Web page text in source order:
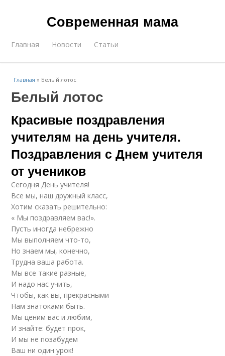
Современная мама
Главная Новости Статьи
Главная » Белый лотос
Белый лотос
Красивые поздравления
учителям на день учителя.
Поздравления с Днем учителя
от учеников
Сегодня День учителя!
Все мы, наш дружный класс,
Хотим сказать решительно:
« Мы поздравляем вас!».
Пусть иногда небрежно
Мы выполняем что-то,
Но знаем мы, конечно,
Трудна ваша работа.
Мы все такие разные,
И надо нас учить,
Чтобы, как вы, прекрасными
Нам знатоками быть.
Мы ценим вас и любим,
И знайте: будет прок,
И мы не позабудем
Ваш ни один урок!